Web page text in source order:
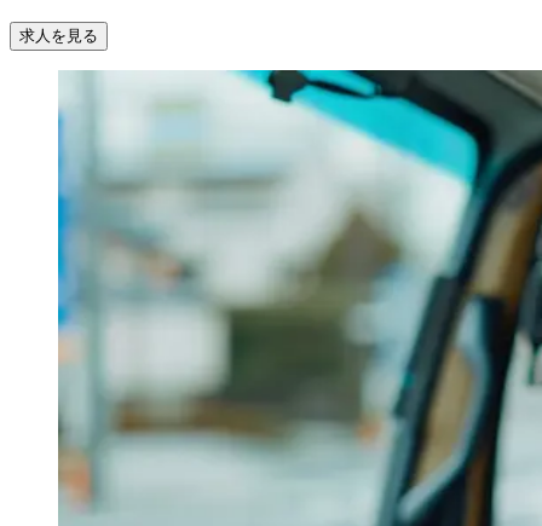
求人を見る